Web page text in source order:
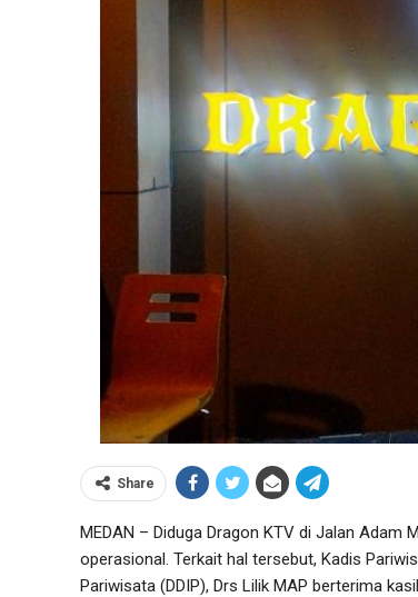
Share
MEDAN – Diduga Dragon KTV di Jalan Adam
operasional. Terkait hal tersebut, Kadis
Pariwisata (DDIP), Drs Lilik MAP berterima